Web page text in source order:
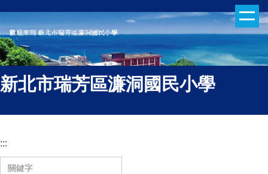
到
主
要
內
容
區
新北市瑞芳區濂洞國民小學
:::